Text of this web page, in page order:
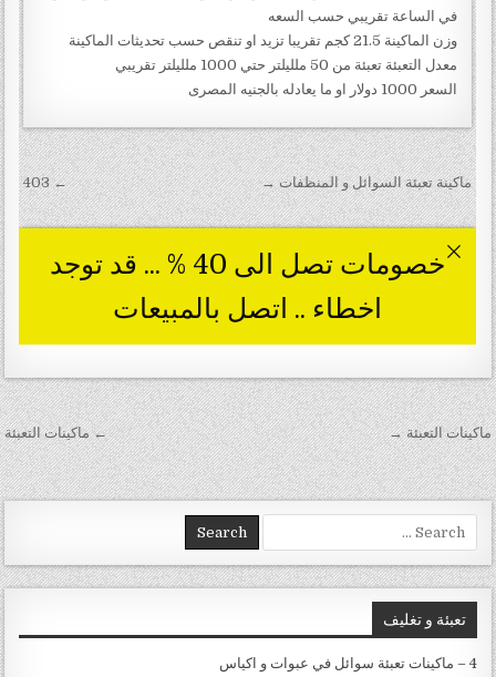
تصفّح المقالات ← ماكينات التعبئة ماكينات التعبئة →
Search for:
تعبئة و تغليف
4 – ماكينات تعبئة سوائل في عبوات و اكياس